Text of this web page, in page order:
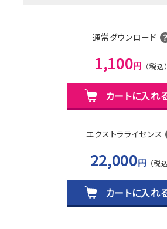
通常ダウンロード
1,100円
カートに入れ
エクストラライセンス
22,000円
カートに入れ